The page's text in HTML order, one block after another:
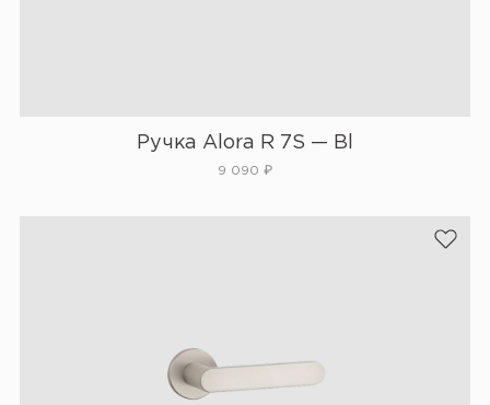
Ручка Alora R 7S — Bl
9 090 ₽